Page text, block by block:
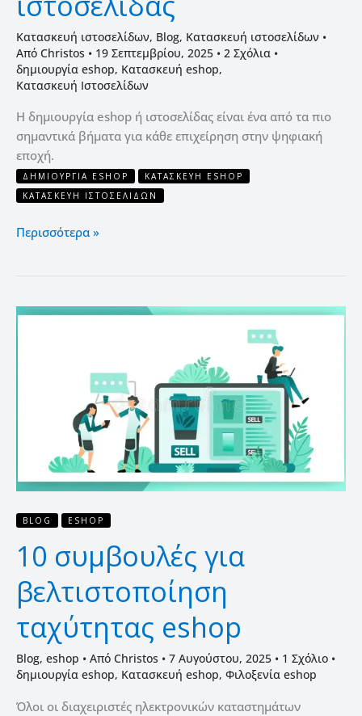
Κατασκευή ιστοσελίδων, Blog, Κατασκευή ιστοσελίδων •
Από Christos • 19 Σεπτεμβρίου, 2025 • 2 Σχόλια •
δημιουργία eshop, Κατασκευή eshop,
Κατασκευή Ιστοσελίδων
Η δημιουργία eshop ή ιστοσελίδας είναι ένα από τα πιο
σημαντικά βήματα για κάθε επιχείρηση στην ψηφιακή
εποχή.
ΔΗΜΙΟΥΡΓΊΑ ESHOP
ΚΑΤΑΣΚΕΥΉ ESHOP
ΚΑΤΑΣΚΕΥΉ ΙΣΤΟΣΕΛΊΔΩΝ
Περισσότερα »
BLOG ESHOP
10 συμβουλές για
βελτιστοποίηση
ταχύτητας eshop
Blog, eshop • Από Christos • 7 Αυγούστου, 2025 • 1 Σχόλιο •
δημιουργία eshop, Κατασκευή eshop, Φιλοξενία eshop
Όλοι οι διαχειριστές ηλεκτρονικών καταστημάτων
10
βελτιστοποίηση